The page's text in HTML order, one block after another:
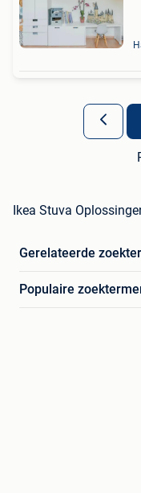
Ikea Stuva
Gerelateerde
Populaire